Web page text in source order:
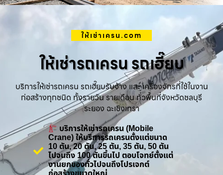
ให้เช่าเครน.com
ให้เช่ารถเครน รถเฮี๊ยบ
บริการให้เช่ารถเครน รถเฮี๊ยบรับจ้าง และ เครื่องจักรที่ใช้ในงาน
ก่อสร้างทุกชนิด ทั้งรายวัน รายเดือน ทั่วพื้นที่จังหวัดชลบุรี
ระยอง ฉะเชิงเทรา
บริการให้เช่ารถเครน (Mobile
Crane) ให้บริการรถเครนตั้งแต่ขนาด
10 ตัน, 20 ตัน, 25 ตัน, 35 ตัน, 50 ตัน
ไปจนถึง 100 ตันขึ้นไป ตอบโจทย์ตั้งแต่
งานยกของทั่วไปจนถึงโปรเจกต์